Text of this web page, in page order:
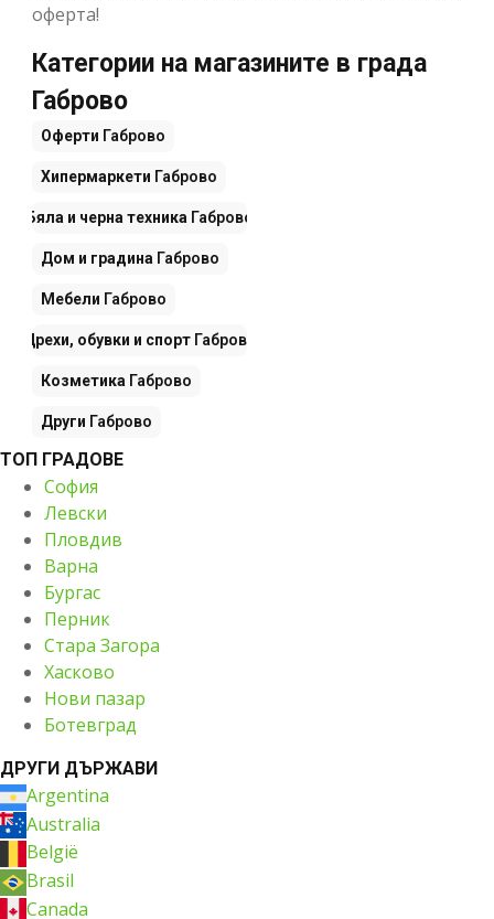
оферта!
Категории на магазините в града
Габрово
Оферти Габрово
Хипермаркети Габрово
Бяла и черна техника Габрово
Дом и градина Габрово
Мебели Габрово
Дрехи, обувки и спортГаброво
Козметика Габрово
Други Габрово
ТОП ГРАДОВЕ
София
Левски
Пловдив
Варна
Бургас
Перник
Стара Загора
Хасково
Нови пазар
Ботевград
ДРУГИ ДЪРЖАВИ
Argentina
Australia
België
Brasil
Canada